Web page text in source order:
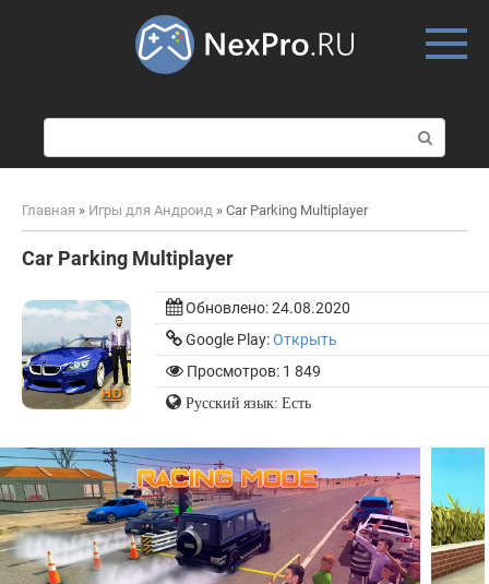
о
и
к
Главная » Игры для Андроид » Car Parking Multiplayer
Car Parking Multiplayer
Обновлено:24.08.2020
Google Play:Открыть
Просмотров: 1 849
Русский язык: Есть